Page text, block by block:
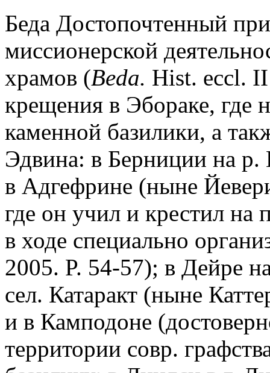
Беда Достопочтенный
миссионерской
храмов (Beda. Hist. eccl.
крещения в Эбораке, где
каменной базилики, а
Эдвина: в Берниции на р.
в Адгефрине (ныне
где он учил и крестил на
в ходе специально
2005. P. 54-57); в Дейре
сел. Катаракт (ныне
и в Камподоне
территории совр.